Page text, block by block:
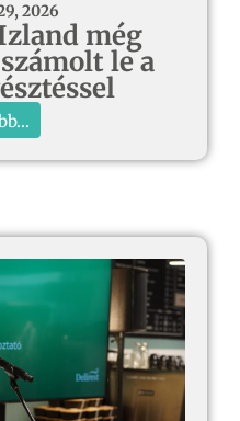
2026
még
le a